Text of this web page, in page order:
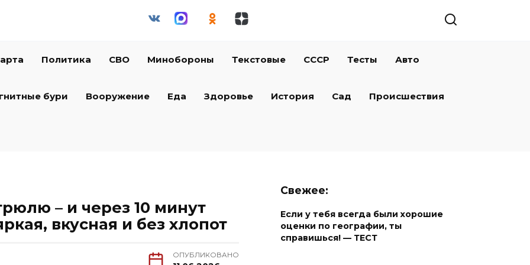
Политика СВО Минобороны Текстовые СССР Тесты Авто
бури Вооружение Еда Здоровье История Сад Происшествия
– и через 10 минут
вкусная и без хлопот
ОПУБЛИКОВАНО
Свежее:
Если у тебя всегда были хорошие
оценки по географии, ты
справишься! — ТЕСТ